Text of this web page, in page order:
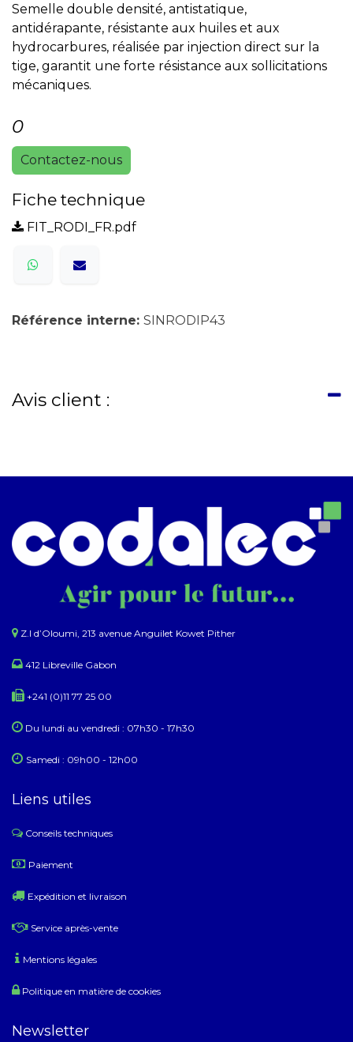
Semelle double densité, antistatique,
antidérapante, résistante aux huiles et aux
hydrocarbures, réalisée par injection direct sur la
tige, garantit une forte résistance aux sollicitations
mécaniques.
0
Contactez-nous
Fiche technique
FIT_RODI_FR.pdf
Référence interne: SINRODIP43
Avis client :
Z.I d’Oloumi, 213 avenue Anguilet Kowet Pither​
412 Libreville Gabon
+241 (0)11 77 25 00
Du lundi au ​​vendredi : 07h30 - 17h30
Samedi : 09h00 - 12h00
Liens utiles
Conseils techniques
​ Paiement
Expédition et livraison
Service après-vente
Mentions légales
Politique en matière de cookies
Newsletter